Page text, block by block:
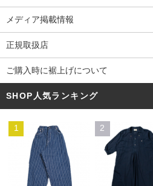
メディア掲載情報
正規取扱店
ご購入時に裾上げについて
SHOP人気ランキング
1 2